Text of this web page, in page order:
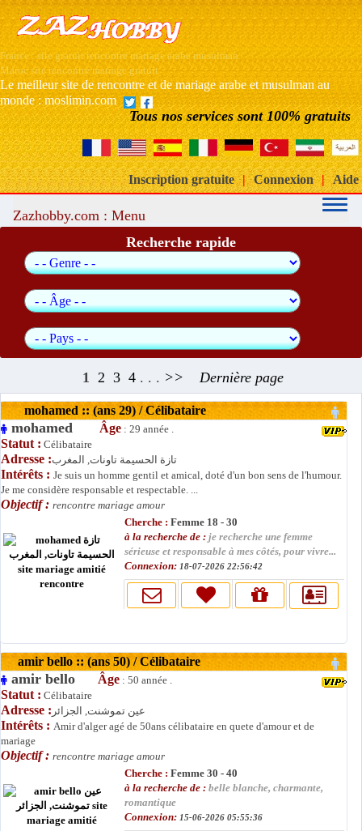
France : site gratuit rencontre mariage arabe musulman
Maroc site rencontre mariage gratuit
Le meilleur site de rencontre et de mariage arabe et musulman au
monde : moslimin.com
Tous nos services sont 100% gratuits
Inscription gratuite | Connexion | Aide
Zazhobby.com : Menu
Recherche rapide
1 2 3 4 . . . >> Dernière page
mohamed :: (ans 29) / Célibataire
mohamed Âge : 29 année .
Statut : Célibataire
Adresse :تازة الحسيمة تاونات, المغرب
Intérêts : Je suis un homme gentil et amical, doté d'un bon sens de l'humour.
Je me considère responsable et respectable. ...
Objectif : rencontre mariage amour
Cherche : Femme 18 - 30
à la recherche de : je recherche une femme
sérieuse et responsable à mes côtés, pour vivre...
Connexion: 18-07-2026 22:56:42
amir bello :: (ans 50) / Célibataire
amir bello Âge : 50 année .
Statut : Célibataire
Adresse : عين تموشنت, الجزائر
Intérêts : Amir d'alger agé de 50ans célibataire en quete d'amour et de
mariage
Objectif : rencontre mariage amour
Cherche : Femme 30 - 40
à la recherche de : belle blanche, charmante,
romantique
Connexion: 15-06-2026 05:55:36